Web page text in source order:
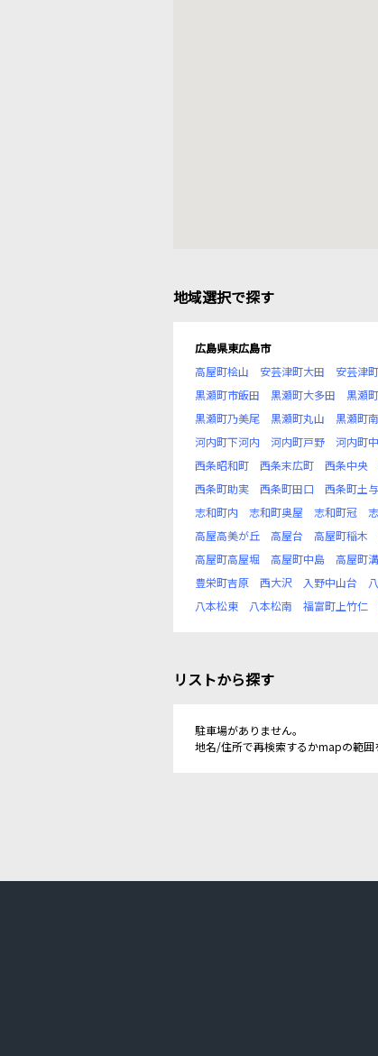
地域選択で探す
広島県東広島市
高屋町桧山
安芸津町大田 安芸津
黒瀬町市飯田
黒瀬町大多田 黒瀬
黒瀬町乃美尾
黒瀬町丸山 黒瀬町
河内町下河内
河内町戸野 河内町
西条昭和町
西条末広町 西条中央
西条町助実
西条町田口 西条町土
志和町内
志和町奥屋 志和町冠
高屋高美が丘
高屋台 高屋町稲木
高屋町高屋堀
高屋町中島 高屋町
豊栄町吉原
西大沢 入野中山台
八本松東
八本松南 福富町上竹仁
リストから探す
駐車場がありません。
地名/住所で再検索するかmapの範囲